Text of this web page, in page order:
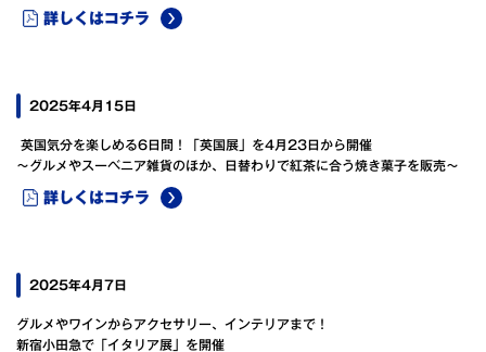
詳しくはコチラ
2025年4月15日
英国気分を楽しめる6日間！「英国展」を4月23日から開催
～グルメやスーベニア雑貨のほか、日替わりで紅茶に合う焼き菓子を販売～
詳しくはコチラ
2025年4月7日
グルメやワインからアクセサリー、インテリアまで！
新宿小田急で「イタリア展」を開催